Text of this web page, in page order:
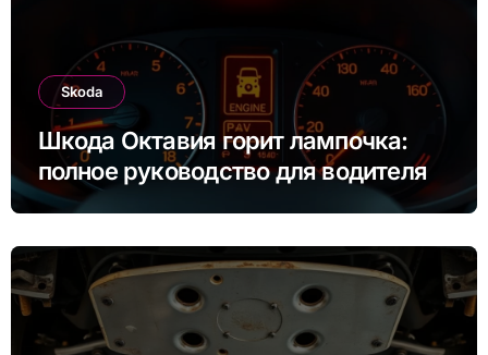
Skoda
Шкода Октавия горит лампочка:
полное руководство для водителя